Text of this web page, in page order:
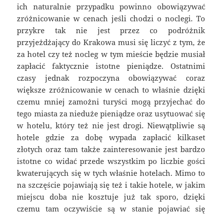
ich naturalnie przypadku powinno obowiązywać
zróżnicowanie w cenach jeśli chodzi o noclegi. To
przykre tak nie jest przez co podróżnik
przyjeżdżający do Krakowa musi się liczyć z tym, że
za hotel czy też nocleg w tym mieście będzie musiał
zapłacić faktycznie istotne pieniądze. Ostatnimi
czasy jednak rozpoczyna obowiązywać coraz
większe zróżnicowanie w cenach to właśnie dzięki
czemu mniej zamożni turyści mogą przyjechać do
tego miasta za nieduże pieniądze oraz usytuować się
w hotelu, który też nie jest drogi. Niewątpliwie są
hotele gdzie za dobę wypada zapłacić kilkaset
złotych oraz tam także zainteresowanie jest bardzo
istotne co widać przede wszystkim po liczbie gości
kwaterujących się w tych właśnie hotelach. Mimo to
na szczęście pojawiają się też i takie hotele, w jakim
miejscu doba nie kosztuje już tak sporo, dzięki
czemu tam oczywiście są w stanie pojawiać się